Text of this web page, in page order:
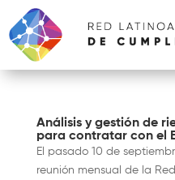
Análisis y gestión de
para contratar con el
El pasado 10 de
reunión mensual de la